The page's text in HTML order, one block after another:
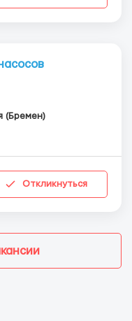
(Бремен)
Откликнуться